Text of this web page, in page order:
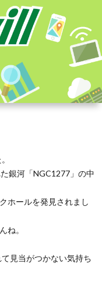
銀河「NGC1277」の中
ホールを発見されまし
ね。
見当がつかない気持ち